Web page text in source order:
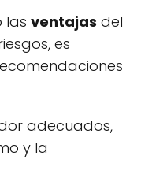
las ventajas del
es
adecuados,
y la